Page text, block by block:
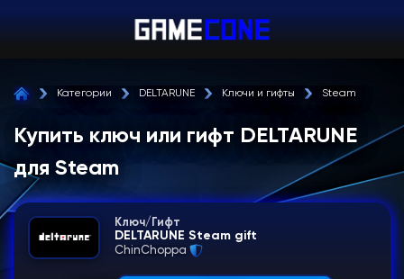
Категории DELTARUNE Ключи и гифты Steam
Купить ключ или гифт DELTARUNE
для Steam
Ключ/Гифт
DELTARUNE Steam gift
ChinChoppa